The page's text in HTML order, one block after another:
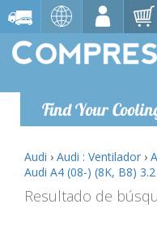
Find Your
Audi › Audi : Ventilador ›
Audi A4 (08-) (8K, B8)
Resultado de